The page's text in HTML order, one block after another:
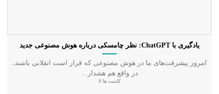
یادگیری با ChatGPT: نظر چامسکی درباره هوش مصنوعی جدید
امروز پیشرفت‌های ما در هوش مصنوعی که قرار است انقلابی باشند،
در واقع هم هشدار...
کامنت ها 8